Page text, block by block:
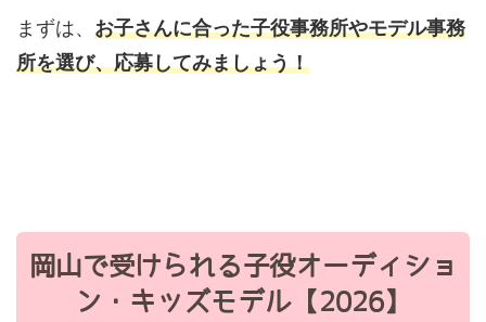
まずは、 お子さんに合った子役事務所やモデル事務
所を選び、応募してみましょう！
岡山で受けられる子役オーディショ
ン・キッズモデル【2026】